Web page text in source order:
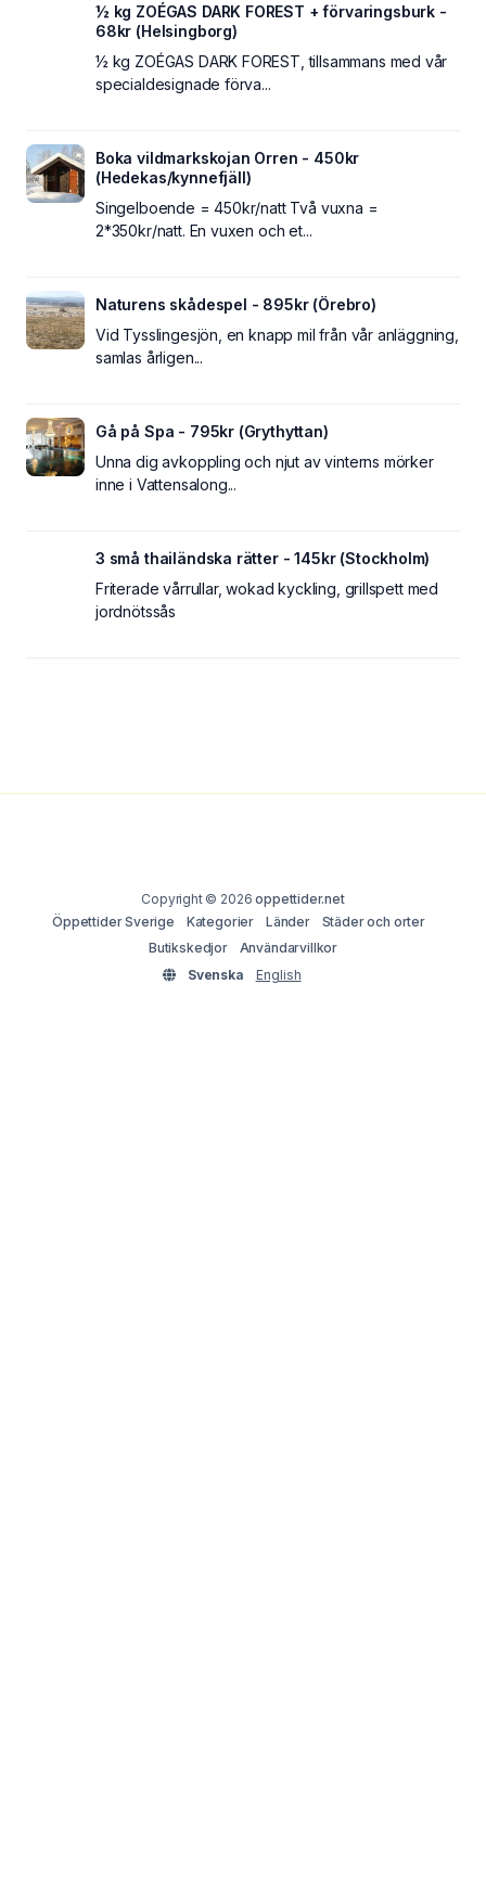
½ kg ZOÉGAS DARK FOREST + förvaringsburk -
68kr (Helsingborg)
½ kg ZOÉGAS DARK FOREST, tillsammans med vår
specialdesignade förva...
Boka vildmarkskojan Orren - 450kr
(Hedekas/kynnefjäll)
Singelboende = 450kr/natt Två vuxna =
2*350kr/natt. En vuxen och et...
Naturens skådespel - 895kr (Örebro)
Vid Tysslingesjön, en knapp mil från vår anläggning,
samlas årligen...
Gå på Spa - 795kr (Grythyttan)
Unna dig avkoppling och njut av vinterns mörker
inne i Vattensalong...
3 små thailändska rätter - 145kr (Stockholm)
Friterade vårrullar, wokad kyckling, grillspett med
jordnötssås
Copyright © 2026oppettider.net
Öppettider Sverige
Kategorier Länder
Städer och orter
Butikskedjor
Användarvillkor
Svenska
English